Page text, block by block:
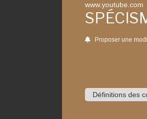
www.youtube.com
Proposer une
Définitions des